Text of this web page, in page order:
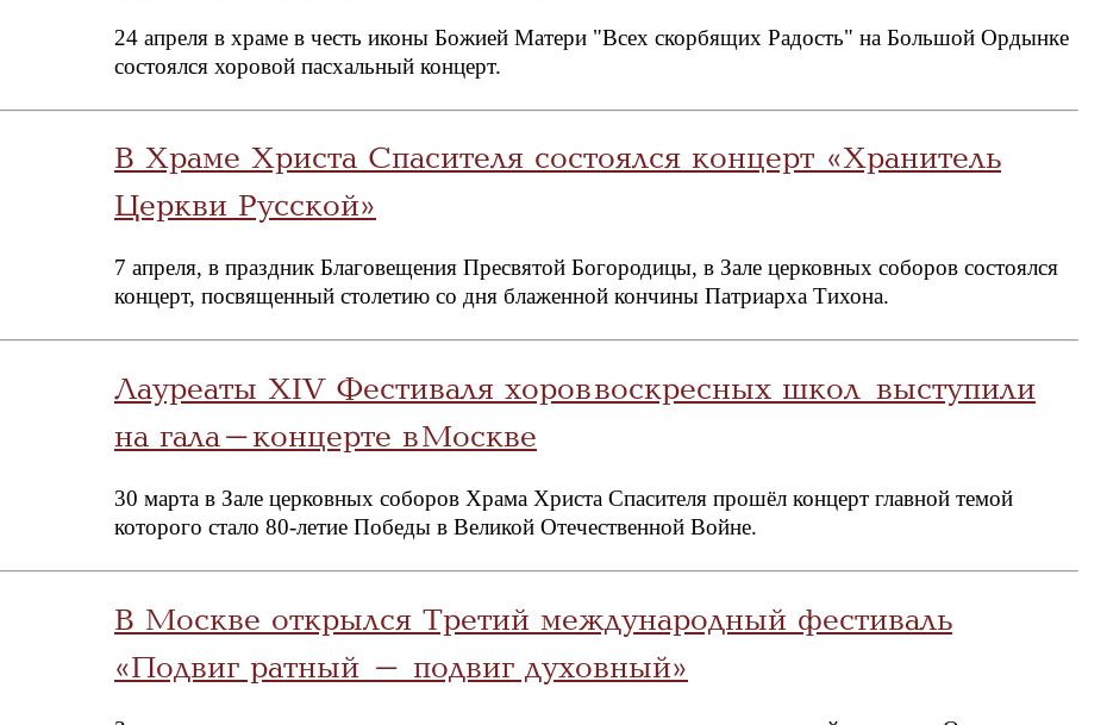
24 апреля в храме в честь иконы Божией Матери "Всех скорбящих Радость" на Большой Ордынке
состоялся хоровой пасхальный концерт.
В Храме Христа Спасителя состоялся концерт «Хранитель
Церкви Русской»
7 апреля, в праздник Благовещения Пресвятой Богородицы, в Зале церковных соборов состоялся
концерт, посвященный столетию со дня блаженной кончины Патриарха Тихона.
Лауреаты XIV Фестиваля хоров воскресных школ выступили
на гала-концерте в Москве
30 марта в Зале церковных соборов Храма Христа Спасителя прошёл концерт главной темой
которого стало 80-летие Победы в Великой Отечественной Войне.
В Москве открылся Третий международный фестиваль
«Подвиг ратный – подвиг духовный»